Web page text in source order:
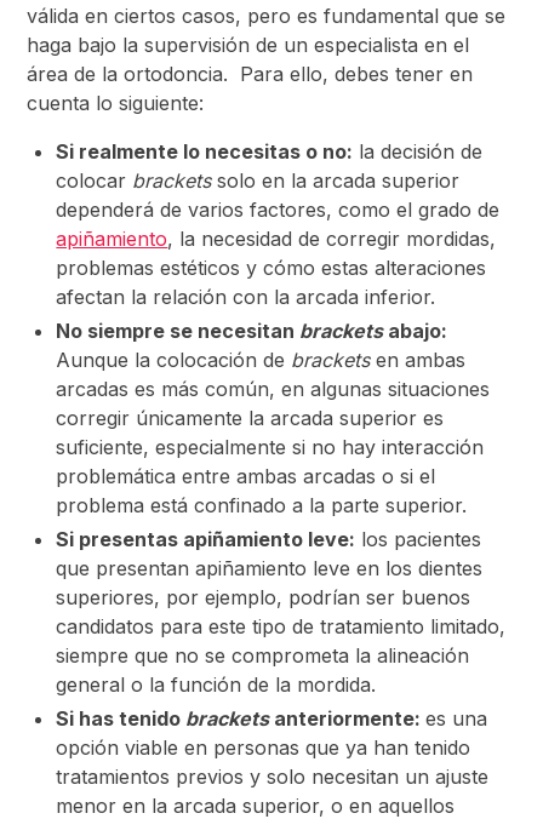
válida en ciertos casos, pero es fundamental que se
haga bajo la supervisión de un especialista en el
área de la ortodoncia. Para ello, debes tener en
cuenta lo siguiente:
Si realmente lo necesitas o no: la decisión de
colocar bracketssolo en la arcada superior
dependerá de varios factores, como el grado de
apiñamiento, la necesidad de corregir mordidas,
problemas estéticos y cómo estas alteraciones
afectan la relación con la arcada inferior.
No siempre se necesitan bracketsabajo:
Aunque la colocación de bracketsen ambas
arcadas es más común, en algunas situaciones
corregir únicamente la arcada superior es
suficiente, especialmente si no hay interacción
problemática entre ambas arcadas o si el
problema está confinado a la parte superior.
Si presentas apiñamiento leve: los pacientes
que presentan apiñamiento leve en los dientes
superiores, por ejemplo, podrían ser buenos
candidatos para este tipo de tratamiento limitado,
siempre que no se comprometa la alineación
general o la función de la mordida.
Si has tenido bracketsanteriormente:es una
opción viable en personas que ya han tenido
tratamientos previos y solo necesitan un ajuste
menor en la arcada superior, o en aquellos